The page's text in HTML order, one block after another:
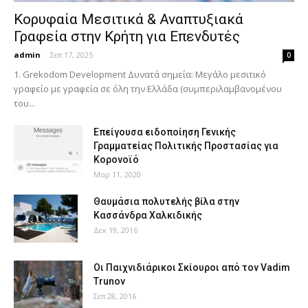
Κορυφαία Μεσιτικά & Αναπτυξιακά
Γραφεία στην Κρήτη για Επενδυτές
admin - Σεπ 17, 2025 0
1. Grekodom Development Δυνατά σημεία: Μεγάλο μεσιτικό
γραφείο με γραφεία σε όλη την Ελλάδα (συμπεριλαμβανομένου
του...
Επείγουσα ειδοποίηση Γενικής
Γραμματείας Πολιτικής Προστασίας για
Κορονοϊό
Μαρ 11, 2020
Θαυμάσια πολυτελής βίλα στην
Κασσάνδρα Χαλκιδικής
Δεκ 19, 2016
Οι Παιχνιδιάρικοι Σκίουροι από τον Vadim
Trunov
Σεπ 28, 2016